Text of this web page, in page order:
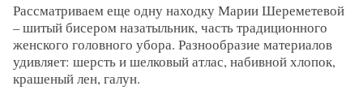
Рассматриваем еще одну находку Марии Шереметевой
– шитый бисером назатыльник, часть традиционного
женского головного убора. Разнообразие материалов
удивляет: шерсть и шелковый атлас, набивной хлопок,
крашеный лен, галун.